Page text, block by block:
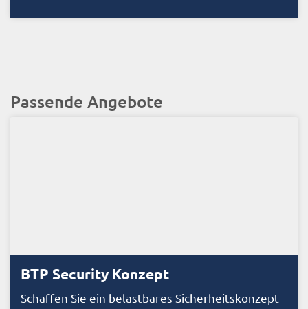
Passende Angebote
BTP Security Konzept
Schaffen Sie ein belastbares Sicherheitskonzept